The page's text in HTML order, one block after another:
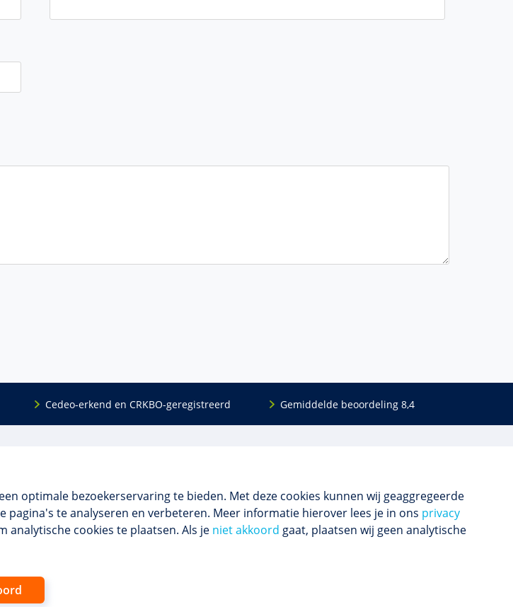
optimale bezoekerservaring te bieden. Met deze cookies kunnen wij geaggregeerde
te analyseren en verbeteren. Meer informatie hierover lees je in ons privacy
analytische cookies te plaatsen. Als je niet akkoord gaat, plaatsen wij geen analytische
Cedeo-erkend en CRKBO-geregistreerd Gemiddelde beoordeling 8,4
Veelgestelde vragen
Contact
Algemene voorwaarden
aanbod en ons laatste nieuws.
Inschrijven nieuwsbrief